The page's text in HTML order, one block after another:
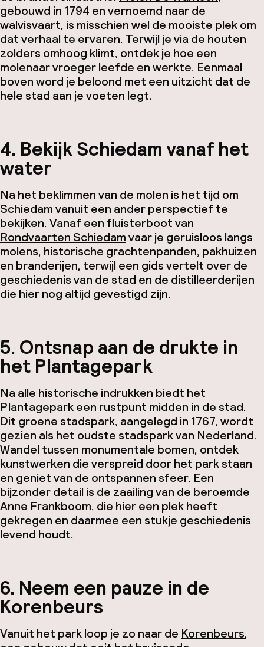
gebouwd in 1794 en vernoemd naar de
walvisvaart, is misschien wel de mooiste plek om
dat verhaal te ervaren. Terwijl je via de houten
zolders omhoog klimt, ontdek je hoe een
molenaar vroeger leefde en werkte. Eenmaal
boven word je beloond met een uitzicht dat de
hele stad aan je voeten legt.
4. Bekijk Schiedam vanaf het
water
Na het beklimmen van de molen is het tijd om
Schiedam vanuit een ander perspectief te
bekijken. Vanaf een fluisterboot van
Rondvaarten Schiedamvaar je geruisloos langs
molens, historische grachtenpanden, pakhuizen
en branderijen, terwijl een gids vertelt over de
geschiedenis van de stad en de distilleerderijen
die hier nog altijd gevestigd zijn.
5. Ontsnap aan de drukte in
het Plantagepark
Na alle historische indrukken biedt het
Plantagepark een rustpunt midden in de stad.
Dit groene stadspark, aangelegd in 1767, wordt
gezien als het oudste stadspark van Nederland.
Wandel tussen monumentale bomen, ontdek
kunstwerken die verspreid door het park staan
en geniet van de ontspannen sfeer. Een
bijzonder detail is de zaailing van de beroemde
Anne Frankboom, die hier een plek heeft
gekregen en daarmee een stukje geschiedenis
levend houdt.
6. Neem een pauze in de
Korenbeurs
Vanuit het park loop je zo naar de Korenbeurs,